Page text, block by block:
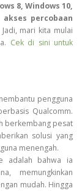
8, Windows 10,
akses percobaan
mari kita mulai
Cek di sini untuk
pengguna
Qualcomm.
berkembang pesat
solusi yang
menengah.
adalah bahwa ia
memungkinkan
mudah. Hingga